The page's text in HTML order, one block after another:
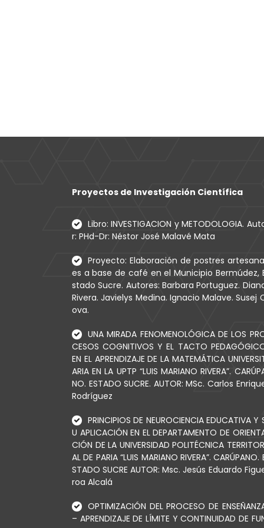
Proyectos de Investigación Científica
Libro: INVESTIGACION y METODOLOGIA.
r: PHd-Dr: Néstor José Malavé Mata
Proyecto: Elaboración de postres
es a base de café en el Municipio Bermúdez,
stado Sucre. Autores: Barbara Portuguez.
Rivera. Javielys Medina. Ignacio Malave. Susej
ova.
UNA MIRADA FENOMENOLÓGICA DE LOS
CESOS COGNITIVOS Y EL TACTO
EN EL APRENDIZAJE DE LA MATEMÁTICA
ARIA EN LA UPTP “LUIS MARIANO RIVERA”.
NO. ESTADO SUCRE. AUTOR: MSc. Carlos
Rodríguez
PRINCIPIOS DE NEUROCIENCIA EDUCATIVA Y
U APLICACIÓN EN EL DEPARTAMENTO DE
CIÓN DE LA UNIVERSIDAD POLITÉCNICA
AL DE PARIA “LUIS MARIANO RIVERA”. CARÚPANO.
STADO SUCRE AUTOR: Msc. Jesús Eduardo
roa Alcalá
OPTIMIZACIÓN DEL PROCESO DE
– APRENDIZAJE DE LÍMITE Y CONTINUIDAD DE